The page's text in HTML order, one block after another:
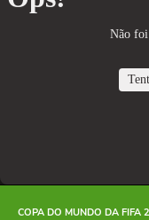
COPA DO MUNDO DA FIFA